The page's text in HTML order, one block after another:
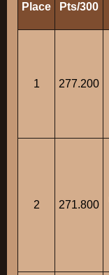
Place Pts/300
1 277.200
2 271.800